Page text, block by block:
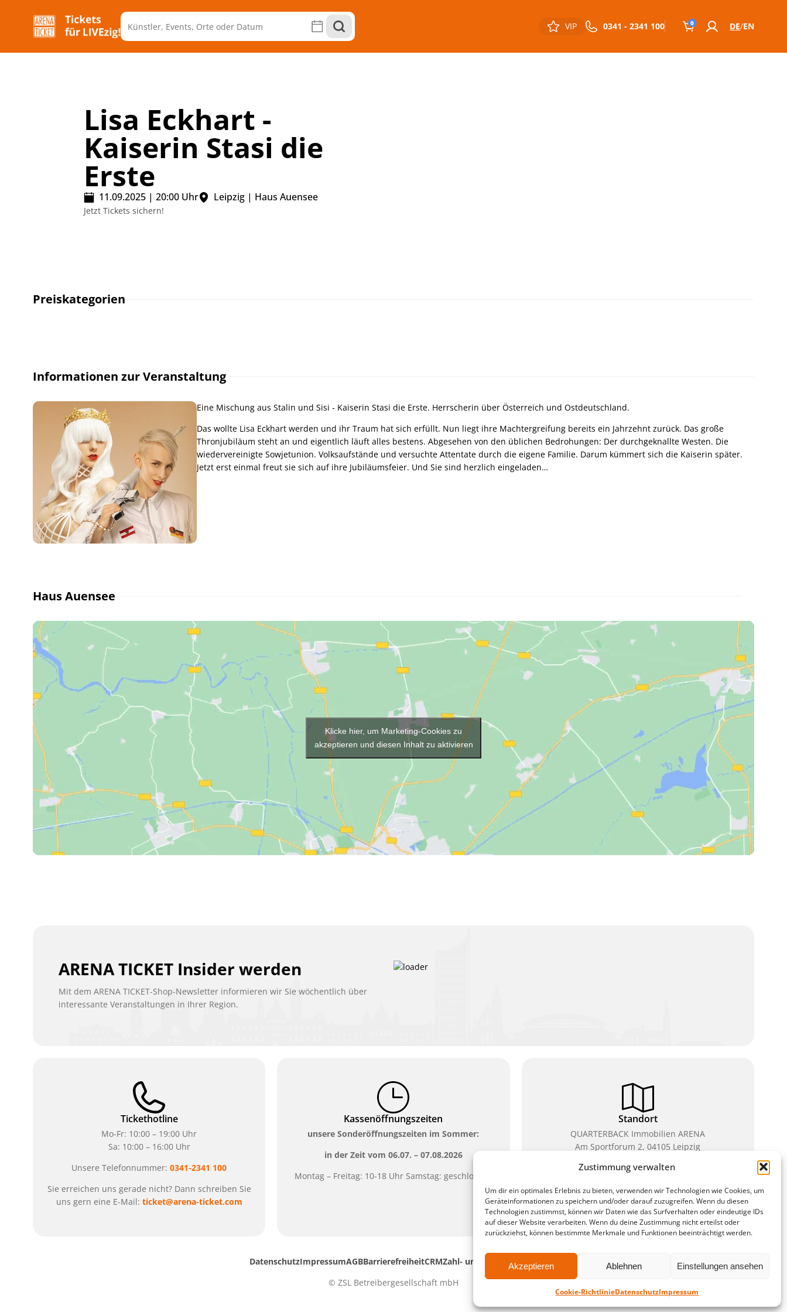
Zustimmung verwalten
Um dir ein optimales Erlebnis zu bieten, verwenden wir Technologien wie Cookies, um
Geräteinformationen zu speichern und/oder darauf zuzugreifen. Wenn du diesen
Technologien zustimmst, können wir Daten wie das Surfverhalten oder eindeutige IDs
auf dieser Website verarbeiten. Wenn du deine Zustimmung nicht erteilst oder
zurückziehst, können bestimmte Merkmale und Funktionen beeinträchtigt werden.
Akzeptieren Ablehnen Einstellungen ansehen
Cookie-RichtlinieDatenschutzImpressum
VIP 0341 - 2341 100 0 DE EN
Lisa Eckhart -
Kaiserin Stasi die
Erste
11.09.2025 | 20:00 Uhr Leipzig | Haus Auensee
Jetzt Tickets sichern!
Preiskategorien
Informationen zur Veranstaltung
Eine Mischung aus Stalin und Sisi - Kaiserin Stasi die Erste. Herrscherin über Österreich und Ostdeutschland.
Das wollte Lisa Eckhart werden und ihr Traum hat sich erfüllt. Nun liegt ihre Machtergreifung bereits ein Jahrzehnt zurück. Das große
Thronjubiläum steht an und eigentlich läuft alles bestens. Abgesehen von den üblichen Bedrohungen: Der durchgeknallte Westen. Die
wiedervereinigte Sowjetunion. Volksaufstände und versuchte Attentate durch die eigene Familie. Darum kümmert sich die Kaiserin später.
Jetzt erst einmal freut sie sich auf ihre Jubiläumsfeier. Und Sie sind herzlich eingeladen…
Haus Auensee
Klicke hier, um Marketing-Cookies zu
akzeptieren und diesen Inhalt zu aktivieren
ARENA TICKET Insider werden
Mit dem ARENA TICKET-Shop-Newsletter informieren wir Sie wöchentlich über
interessante Veranstaltungen in Ihrer Region.
Tickethotline
Mo-Fr: 10:00 – 19:00 Uhr
Sa: 10:00 – 16:00 Uhr
Unsere Telefonnummer:0341-2341 100
Sie erreichen uns gerade nicht? Dann schreiben Sie
uns gern eine E-Mail: ticket@arena-ticket.com
Kassenöffnungszeiten
unsere Sonderöffnungszeiten im Sommer:
in der Zeit vom 06.07. – 07.08.2026
Montag – Freitag: 10-18 Uhr Samstag: geschlossen
Standort
QUARTERBACK Immobilien ARENA
Am Sportforum 2, 04105 Leipzig
Sie erreichen uns mit dem Öffentlichen Nahverkehr:
Waldplatz/Arena. Kostenfreies Parken ist während
des Ticketkaufs möglich.
DatenschutzImpressumAGBBarrierefreiheitCRMZahl- und Versandarten
© ZSL Betreibergesellschaft mbH